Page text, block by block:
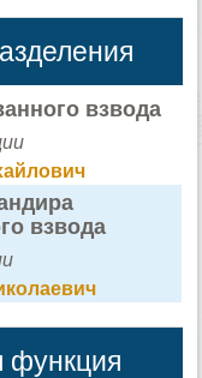
взвода
взвода
функция